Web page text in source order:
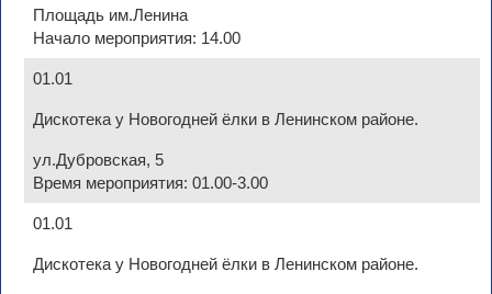
Площадь им.Ленина
Начало мероприятия: 14.00
01.01
Дискотека у Новогодней ёлки в Ленинском районе.
ул.Дубровская, 5
Время мероприятия: 01.00-3.00
01.01
Дискотека у Новогодней ёлки в Ленинском районе.